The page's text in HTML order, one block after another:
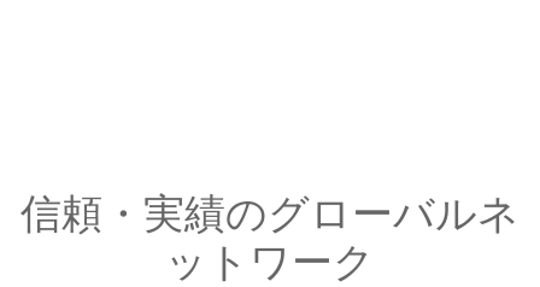
信頼・実績のグローバルネ
ットワーク